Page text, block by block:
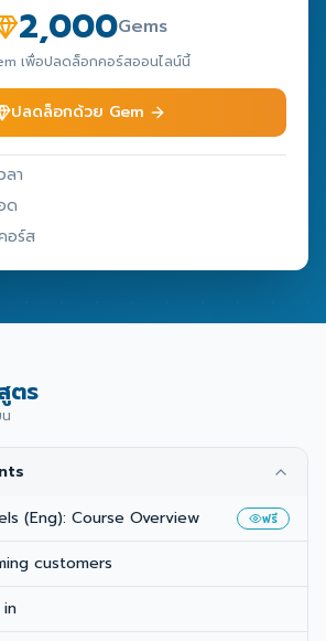
2,000Gems
เพื่อปลดล็อกคอร์สออนไลน์นี้
ปลดล็อกด้วย Gem
ลา
ด
อร์ส
ตร
(Eng): Course Overview
ฟรี
customers